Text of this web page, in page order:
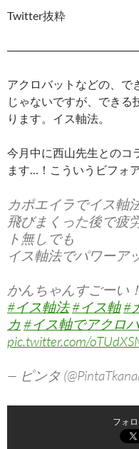
Twitter抜粋
アクロバットなどの、で
じゃないですが、できる
ります。イス軸法。
今月中に西山先生とのコ
ます…！こういうビフォ
カポエイラでイス軸
飛びまくった後で疲
ト無しでも
イス軸法でパワーア
かんちゃんすごーい！
#イス軸法#イス軸#
カ#イス軸でアクロ
pic.twitter.com/
— ピンタ
フォ